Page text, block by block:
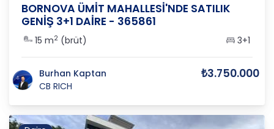
BORNOVA ÜMİT MAHALLESİ'NDE SATILIK
GENİŞ 3+1 DAİRE - 365861
15 m2 (brüt) 3+1
Burhan Kaptan
CB RICH
₺3.750.000